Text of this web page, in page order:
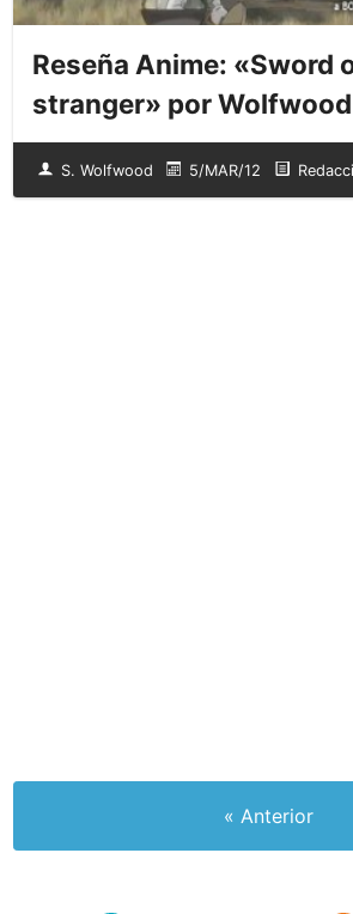
Reseña Anime: «Sword
stranger» por Wolfwood
S. Wolfwood 5/MAR/12
« Anterior